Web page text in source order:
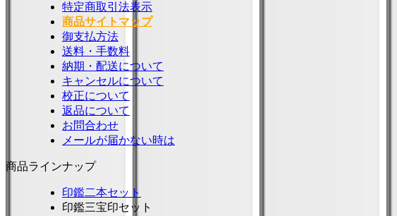
特定商取引法表示
商品サイトマップ
御支払方法
送料・手数料
納期・配送について
キャンセルについて
校正について
返品について
お問合わせ
メールが届かない時は
商品ラインナップ
印鑑二本セット
印鑑三宝印セット